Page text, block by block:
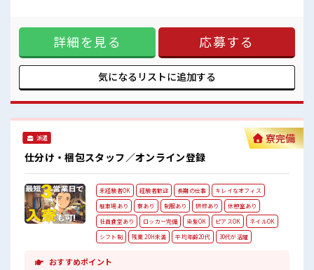
残業は基本ないので定時でサクッと帰宅OK！
高収入もバッチリ目指せますよ！
までフォークリフトで運搬する作業・簡単なPC業務(2)薬品製
造・原料の準備や混ぜ合わせ・合成樹脂の容器をコンベアに
載せ、決まった手順でボタン操作し、工業薬品を容器に詰め
る作業・製品のキャップを締めつけたり、ラベルを貼り・フ
ォークリフトしまで製品や原料を運びます・容器やキャップ
の点検・洗浄作業・容器は高圧洗浄機を使用して洗浄★フォ
未経験からでも安心してスタート可能なお仕事です★【取扱
製品情報】薬品 ■お仕事PR ≪残業基本なし≫ 自分の時間をし
っかり確保できる、 残業基本ナシのお仕事♪ オンとオフをき
っちり切り替えたい方にオススメ！ ≪ラクラク制服アリ≫ 制
服があるので、 毎日の服装の悩み解消♪ ≪未経験の方も大カ
ンゲイ≫ 新しいことにチャレンジするのは不安だけど、 しっ
かり働く環境が整っています！ イチからスキルUP・ステップ
UP目指していきましょう！ ≪自分に向いている仕事が探せる
≫ 困った事などがあれば、 担当がしっかりサポートします！
■職場の雰囲気 休憩室完備でランチや休憩も充実しそう♪ 持
ち物が多いあなたにもぴったり☆ ロッカー付き職場♪ 残業は
基本ないので定時でサクッと帰宅OK！ 高収入もバッチリ目指
せますよ！
詳細を見る 応募する
気になるリストに追加する
派遣
仕分け・梱包スタッフ／オンライン登録
寮完備
未経験者OK 経験者歓迎 長期の仕事
キレイなオフィス
駐車場あり
寮あり 制服あり 研修あり
休憩室あり
社員食堂あり
ロッカー完備 染髪OK ピアスOK
ネイルOK
シフト制
残業 20H未満 平均年齢20代 30代が活躍
おすすめポイント